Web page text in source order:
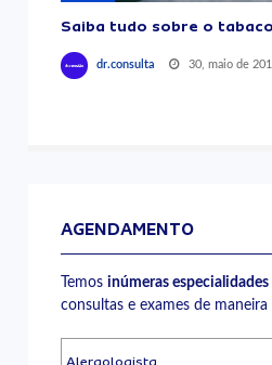
Saiba tudo sobre o tabaco
dr.consulta 30, maio de
AGENDAMENTO
Temosinúmeras especialidades
consultas e exames de